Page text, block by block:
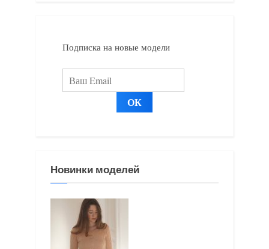
п
и
с
Подписка на новые модели
Новинки моделей